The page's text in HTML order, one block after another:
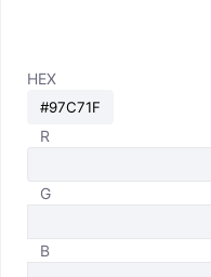
HEX
R
G
B